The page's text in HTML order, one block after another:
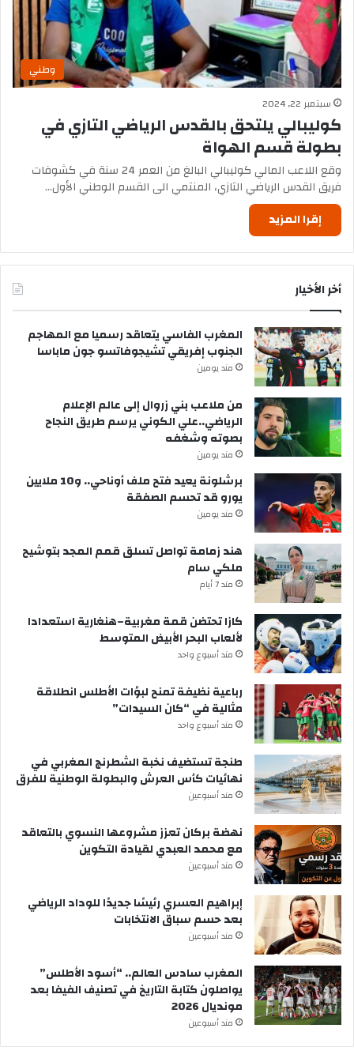
وطني
سبتمبر 22, 2024
كوليبالي يلتحق بالقدس الرياضي التازي في
بطولة قسم الهواة
وقع اللاعب المالي كوليبالي البالغ من العمر 24 سنة في كشوفات
فريق القدس الرياضي التازي، المنتمي الى القسم الوطني الأول…
إقرا المزيد
أخر الأخيار
المغرب الفاسي يتعاقد رسميا مع المهاجم
الجنوب إفريقي تشيجوفاتسو جون ماباسا
مند يومين
من ملاعب بني زروال إلى عالم الإعلام
الرياضي..علي الكوني يرسم طريق النجاح
بصوته وشغفه
مند يومين
برشلونة يعيد فتح ملف أوناحي.. و10 ملايين
يورو قد تحسم الصفقة
مند يومين
هند زمامة تواصل تسلق قمم المجد بتوشيح
ملكي سام
مند 7 أيام
كازا تحتضن قمة مغربية–هنغارية استعدادا
لألعاب البحر الأبيض المتوسط
مند أسبوع واحد
رباعية نظيفة تمنح لبؤات الأطلس انطلاقة
مثالية في “كان السيدات”
مند أسبوع واحد
طنجة تستضيف نخبة الشطرنج المغربي في
نهائيات كأس العرش والبطولة الوطنية للفرق
مند أسبوعين
نهضة بركان تعزز مشروعها النسوي بالتعاقد
مع محمد العبدي لقيادة التكوين
مند أسبوعين
إبراهيم العسري رئيسًا جديدًا للوداد الرياضي
بعد حسم سباق الانتخابات
مند أسبوعين
المغرب سادس العالم.. “أسود الأطلس”
يواصلون كتابة التاريخ في تصنيف الفيفا بعد
مونديال 2026
مند أسبوعين